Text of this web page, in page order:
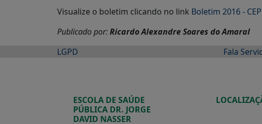
Visualize o boletim clicando no link Boletim 2016 -
Publicado por:Ricardo Alexandre Soares do Amaral
LGPD
Fala
ESCOLA DE SAÚDE
PÚBLICA DR. JORGE
DAVID NASSER